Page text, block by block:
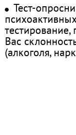
Тест-
тестирование,
Вас
(алкоголя,